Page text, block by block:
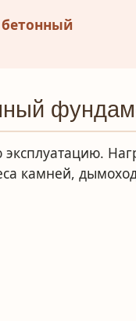
бетонный
камней,